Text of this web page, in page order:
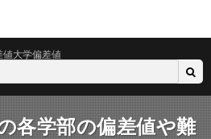
値大学偏差値
各学部の偏差値や難